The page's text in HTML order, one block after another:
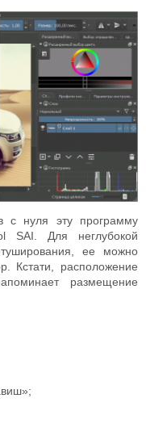
с нуля эту программу
SAI. Для неглубокой
ее можно
Кстати, расположение
размещение